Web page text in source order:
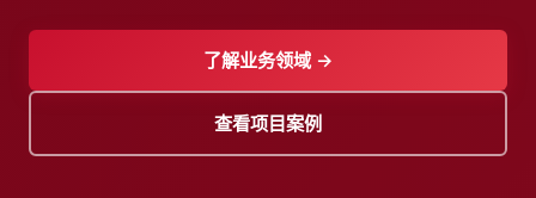
了解业务领域 →
查看项目案例